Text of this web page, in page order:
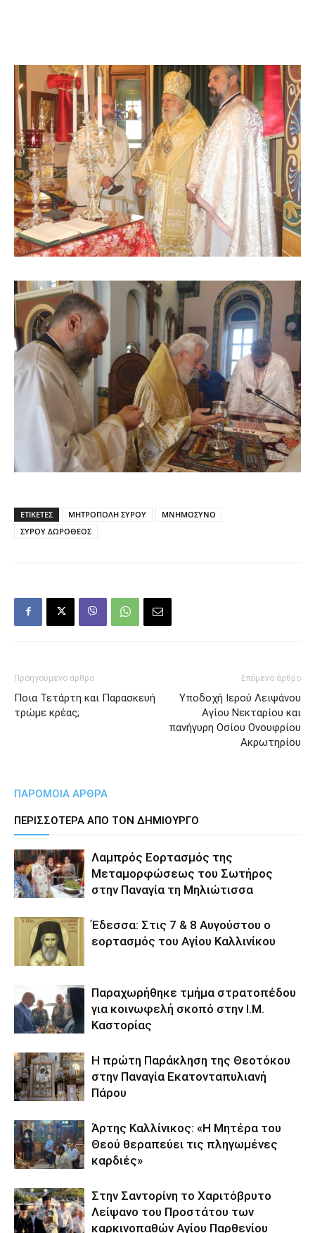
ΕΤΙΚΕΤΕΣ ΜΗΤΡΟΠΟΛΗ ΣΥΡΟΥ
ΜΝΗΜΟΣΥΝΟ
ΣΥΡΟΥ ΔΩΡΟΘΕΟΣ
Προηγούμενο άρθρο
Ποια Τετάρτη και Παρασκευή
τρώμε κρέας;
Επόμενο άρθρο
Υποδοχή Ιερού Λειψάνου
Αγίου Νεκταρίου και
πανήγυρη Οσίου Ονουφρίου
Ακρωτηρίου
ΠΑΡΟΜΟΙΑ ΑΡΘΡΑ
ΠΕΡΙΣΣΟΤΕΡΑ ΑΠΟ ΤΟΝ ΔΗΜΙΟΥΡΓΟ
Λαμπρός Εορτασμός της
Μεταμορφώσεως του Σωτήρος
στην Παναγία τη Μηλιώτισσα
Έδεσσα: Στις 7 & 8 Αυγούστου ο
εορτασμός του Αγίου Καλλινίκου
Παραχωρήθηκε τμήμα στρατοπέδου
για κοινωφελή σκοπό στην Ι.Μ.
Καστορίας
Η πρώτη Παράκληση της Θεοτόκου
στην Παναγία Εκατονταπυλιανή
Πάρου
Άρτης Καλλίνικος: «Η Μητέρα του
Θεού θεραπεύει τις πληγωμένες
καρδιές»
Στην Σαντορίνη το Χαριτόβρυτο
Λείψανο του Προστάτου των
καρκινοπαθών Αγίου Παρθενίου